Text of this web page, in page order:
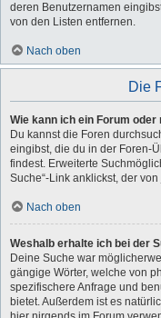
deren Benutzernamen
von den Listen entfernen.
Nach oben
Die
Wie kann ich ein Forum
Du kannst die Foren
eingibst, die du in der Foren-
findest. Erweiterte
Suche“-Link anklickst, der
Nach oben
Weshalb erhalte ich bei der
Deine Suche war
gängige Wörter, welche von
spezifischere Anfrage und
bietet. Außerdem ist es